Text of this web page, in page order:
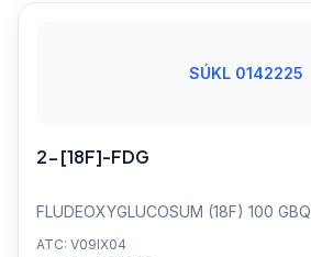
SÚKL 0142225
2-[18F]-FDG
FLUDEOXYGLUCOSUM (18F) 100 GBQ
ATC: V09IX04